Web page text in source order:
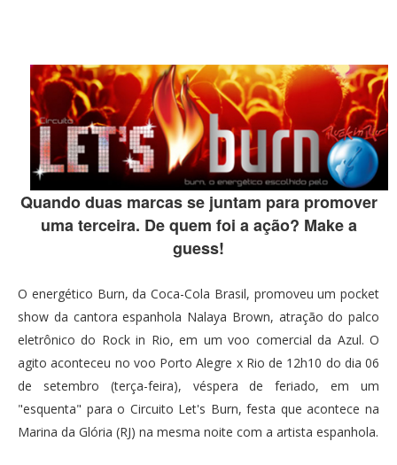
Quando duas marcas se juntam para promover
uma terceira. De quem foi a ação? Make a
guess!
O energético Burn, da Coca-Cola Brasil, promoveu um pocket
show da cantora espanhola Nalaya Brown, atração do palco
eletrônico do Rock in Rio, em um voo comercial da Azul. O
agito aconteceu no voo Porto Alegre x Rio de 12h10 do dia 06
de setembro (terça-feira), véspera de feriado, em um
"esquenta" para o Circuito Let's Burn, festa que acontece na
Marina da Glória (RJ) na mesma noite com a artista espanhola.